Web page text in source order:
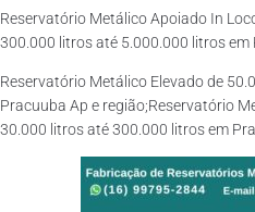
Reservatório Metálico Apoiado In
300.000 litros até 5.000.000 litros em
Reservatório Metálico Elevado de
Pracuuba Ap e região;Reservatório
30.000 litros até 300.000 litros em